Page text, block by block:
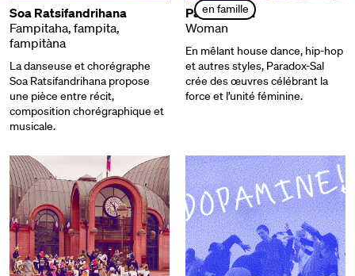
Soa Ratsifandrihana
Fampitaha, fampita,
fampitàna
La danseuse et chorégraphe
Soa Ratsifandrihana propose
une pièce entre récit,
composition chorégraphique et
musicale.
en famille
Paradox-Sal
Woman
En mêlant house dance, hip-hop
et autres styles, Paradox-Sal
crée des œuvres célébrant la
force et l’unité féminine.